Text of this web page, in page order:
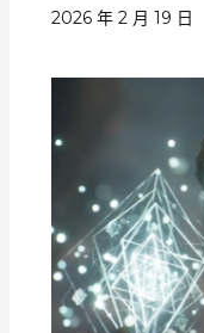
2026 年 2 月 19 日